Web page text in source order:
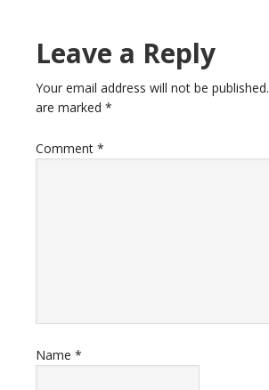
Leave a Reply
Your email address will not be published.
are marked *
Comment *
Name *